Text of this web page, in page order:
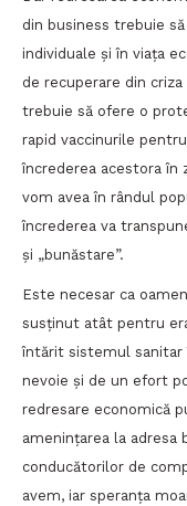
din business trebuie
individuale și în viața
de recuperare din
trebuie să ofere o
rapid vaccinurile
încrederea acestora în
vom avea în rândul
încrederea va
și „bunăstare”.
Este necesar ca
susținut atât pentru
întărit sistemul sanitar
nevoie și de un efort
redresare economică
amenințarea la adresa
conducătorilor de
avem, iar speranța